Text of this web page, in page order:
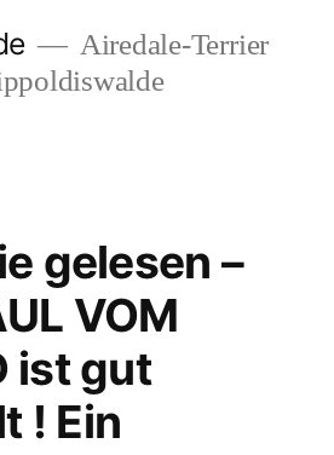
Airedale-Terrier
gelesen –
VOM
ist gut
! Ein